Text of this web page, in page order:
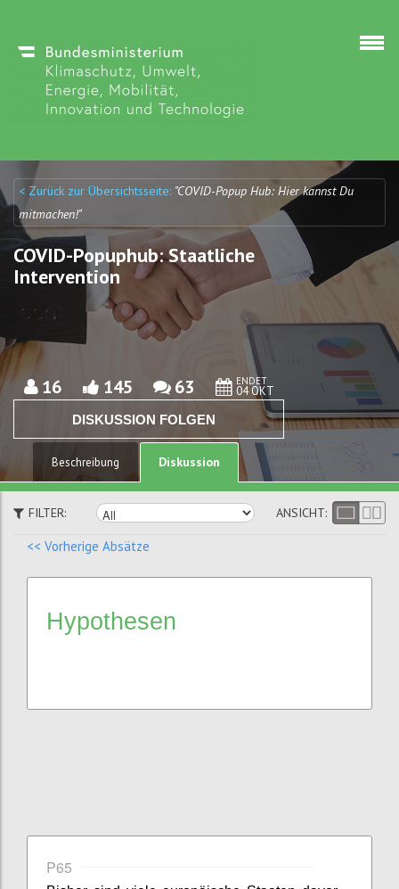
Discuto
Discuto< Zurück zur Übersichtsseite: "COVID-Popup Hub: Hier kannst Du
mitmachen!"
COVID-Popuphub: Staatliche
Intervention
16 145 63 ENDET
04 OKT
DISKUSSION FOLGEN
Beschreibung Diskussion
FILTER: ANSICHT:
<< Vorherige Absätze
Hypothesen
P65